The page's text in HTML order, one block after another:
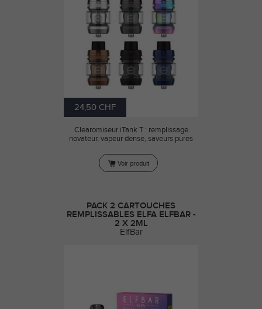
24,50 CHF
Clearomiseur iTank T : remplissage
novateur, vapeur dense, saveurs pures
Voir produit
PACK 2 CARTOUCHES
REMPLISSABLES ELFA ELFBAR -
2 X 2ML
ElfBar